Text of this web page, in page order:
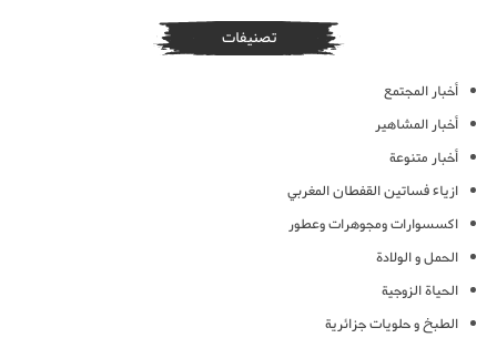
تصنيفات
أخبار المجتمع
أخبار المشاهير
أخبار متنوعة
ازياء فساتين القفطان المغربي
اكسسوارات ومجوهرات وعطور
الحمل و الولادة
الحياة الزوجية
الطبخ و حلويات جزائرية